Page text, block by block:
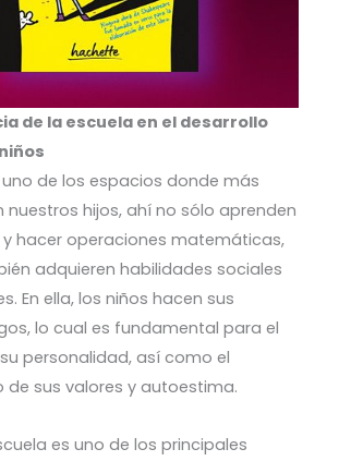
de la escuela en el desarrollo
uno de los espacios donde más
hijos, ahí no sólo aprenden
y hacer operaciones matemáticas,
adquieren habilidades sociales
En ella, los niños hacen sus
lo cual es fundamental para el
personalidad, así como el
de sus valores y autoestima.
es uno de los principales